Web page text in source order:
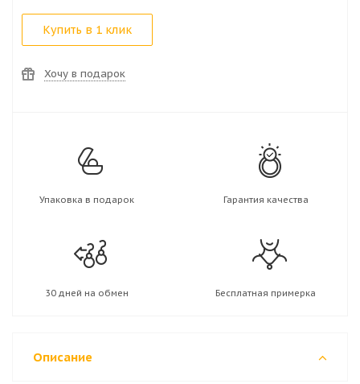
Купить в 1 клик
Хочу в подарок
Упаковка в подарок Гарантия качества
30 дней на обмен Бесплатная примерка
Описание